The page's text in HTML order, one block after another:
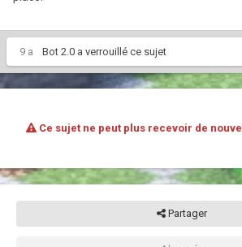
9 a Bot 2.0 a verrouillé ce sujet
Ce sujet ne peut plus recevoir de
Partager